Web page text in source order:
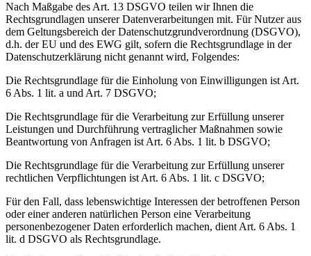
Nach Maßgabe des Art. 13 DSGVO teilen wir Ihnen die
Rechtsgrundlagen unserer Datenverarbeitungen mit. Für Nutzer aus
dem Geltungsbereich der Datenschutzgrundverordnung (DSGVO),
d.h. der EU und des EWG gilt, sofern die Rechtsgrundlage in der
Datenschutzerklärung nicht genannt wird, Folgendes:
Die Rechtsgrundlage für die Einholung von Einwilligungen ist Art.
6 Abs. 1 lit. a und Art. 7 DSGVO;
Die Rechtsgrundlage für die Verarbeitung zur Erfüllung unserer
Leistungen und Durchführung vertraglicher Maßnahmen sowie
Beantwortung von Anfragen ist Art. 6 Abs. 1 lit. b DSGVO;
Die Rechtsgrundlage für die Verarbeitung zur Erfüllung unserer
rechtlichen Verpflichtungen ist Art. 6 Abs. 1 lit. c DSGVO;
Für den Fall, dass lebenswichtige Interessen der betroffenen Person
oder einer anderen natürlichen Person eine Verarbeitung
personenbezogener Daten erforderlich machen, dient Art. 6 Abs. 1
lit. d DSGVO als Rechtsgrundlage.